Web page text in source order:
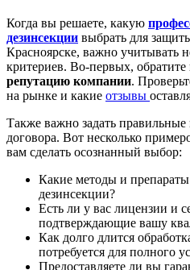
Когда вы решаете, какую
дезинсекции выбрать для
Красноярске, важно учитывать
критериев. Во-первых,
репутацию компании.
на рынке и какие отзывы
Также важно задать
договора. Вот несколько
вам сделать осознанный выбор:
Какие методы и
дезинсекции?
Есть ли у вас лицензии и
подтверждающие вашу
Как долго длится
потребуется для полного
Предоставляете ли вы